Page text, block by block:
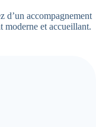
d’un accompagnement
moderne et accueillant.